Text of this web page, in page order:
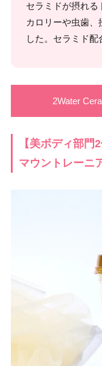
セラミドが摂れる
カロリーや虫歯
した。セラミド配
2Water
【美ボディ部門2
マウントレーニ